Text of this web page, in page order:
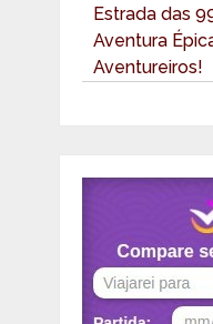
Estrada das
Aventura
Aventureiros!